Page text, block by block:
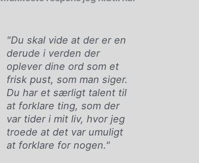
"Du skal vide at der er en
derude i verden der
oplever dine ord som et
frisk pust, som man siger.
Du har et særligt talent til
at forklare ting, som der
var tider i mit liv, hvor jeg
troede at det var umuligt
at forklare for nogen."